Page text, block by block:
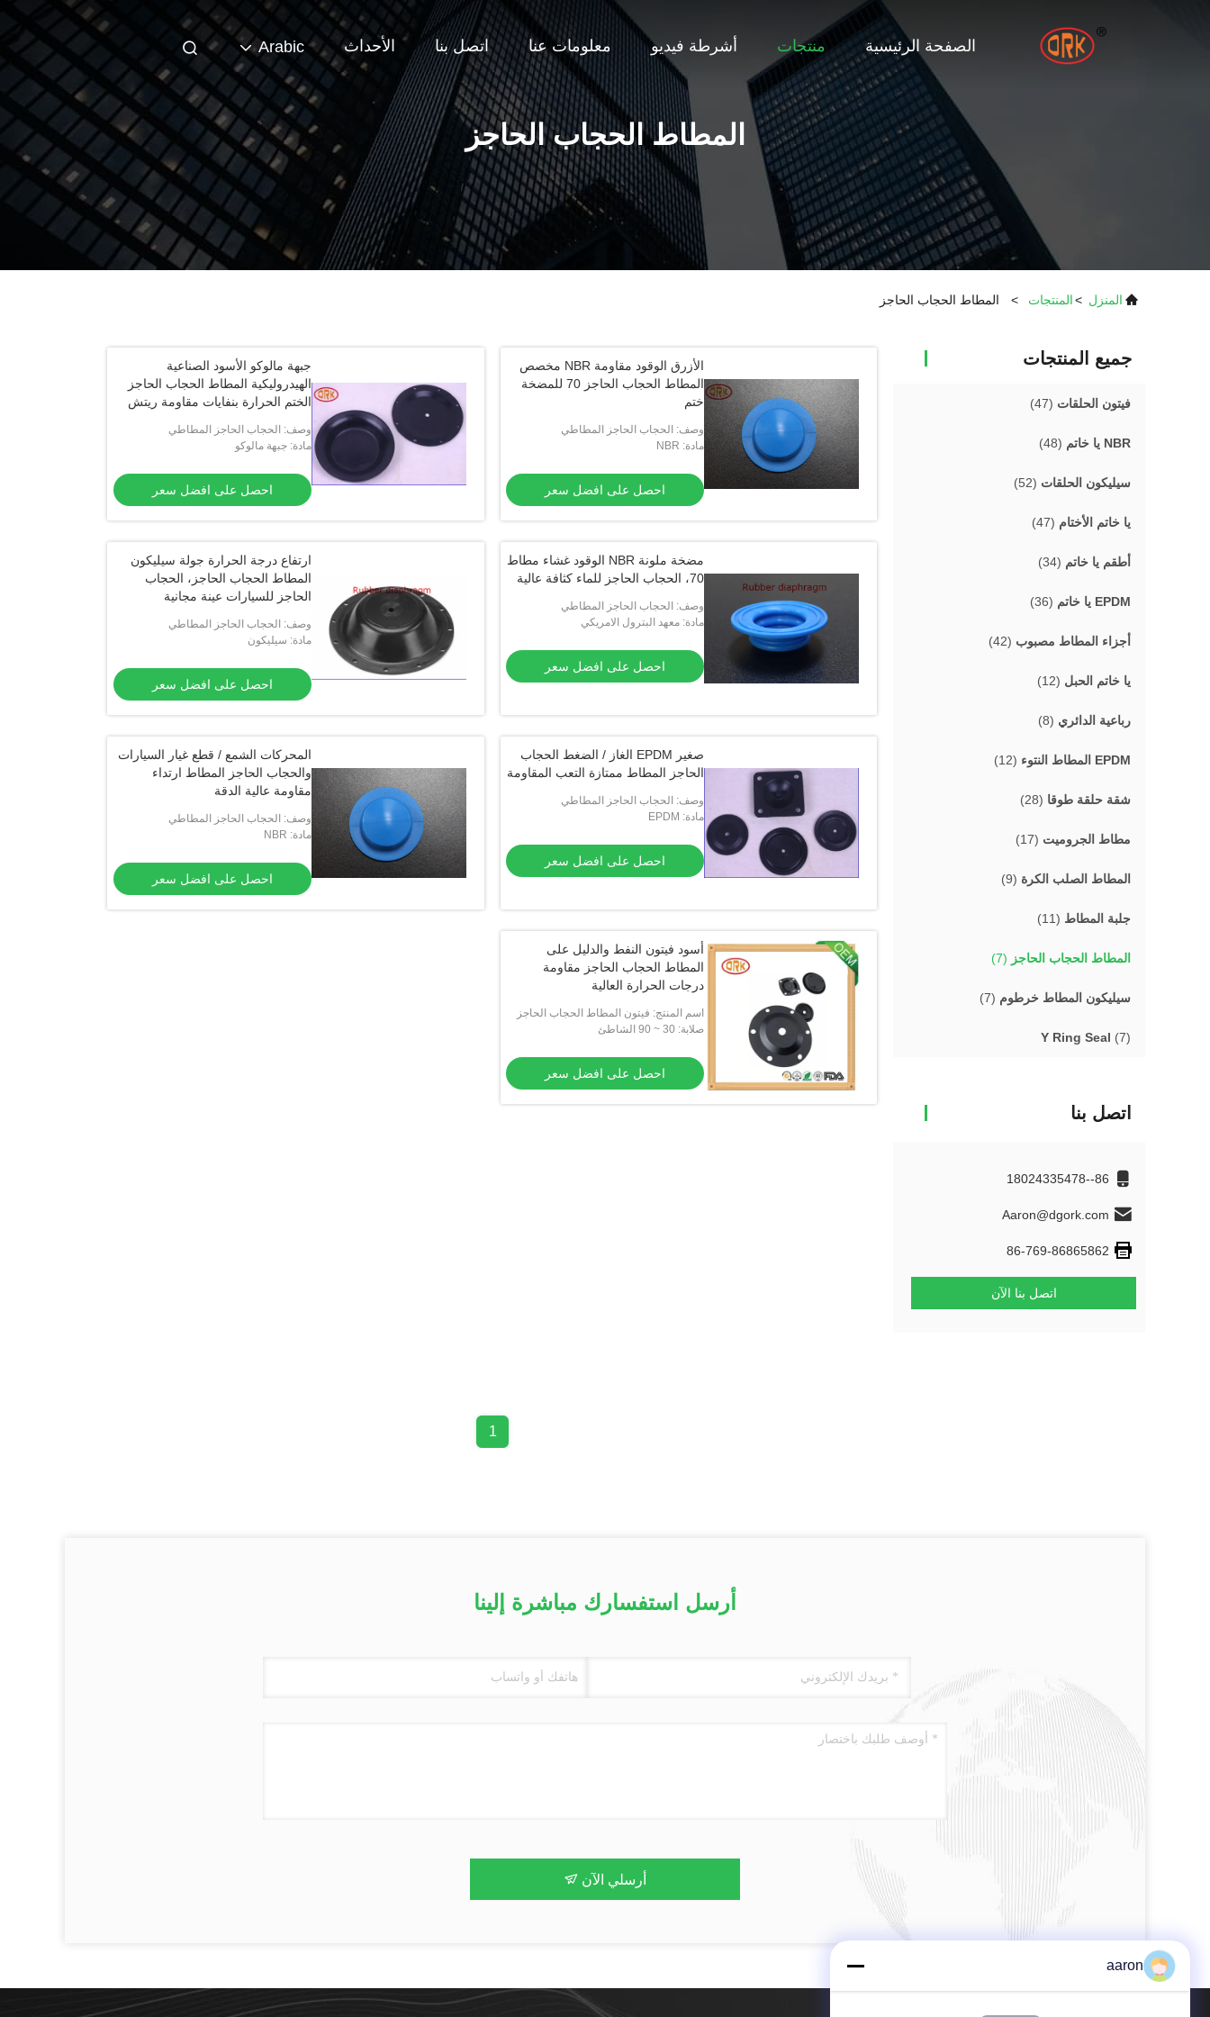
الصفحة الرئيسية منتجات أشرطة فيديو معلومات عنا اتصل بنا الأحداث Arabic
المطاط الحجاب الحاجز
المنزل >المنتجات > المطاط الحجاب الحاجز
جميع المنتجات
فيتون الحلقات (47)
NBR يا خاتم (48)
سيليكون الحلقات (52)
يا خاتم الأختام (47)
أطقم يا خاتم (34)
EPDM يا خاتم (36)
أجزاء المطاط مصبوب (42)
يا خاتم الحبل (12)
رباعية الدائري (8)
EPDM المطاط النتوء (12)
شقة حلقة طوقا (28)
مطاط الجروميت (17)
المطاط الصلب الكرة (9)
جلبة المطاط (11)
المطاط الحجاب الحاجز (7)
سيليكون المطاط خرطوم (7)
Y Ring Seal (7)
اتصل بنا
86--18024335478
Aaron@dgork.com
86-769-86865862
اتصل بنا الآن
الأزرق الوقود مقاومة NBR مخصص
المطاط الحجاب الحاجز 70 للمضخة
ختم
وصف: الحجاب الحاجز المطاطي
مادة: NBR
احصل على افضل سعر
جبهة مالوكو الأسود الصناعية
الهيدروليكية المطاط الحجاب الحاجز
الختم الحرارة بنفايات مقاومة ريتش
وصف: الحجاب الحاجز المطاطي
مادة: جبهة مالوكو
احصل على افضل سعر
مضخة ملونة NBR الوقود غشاء مطاط
70، الحجاب الحاجز للماء كثافة عالية
وصف: الحجاب الحاجز المطاطي
مادة: معهد البترول الامريكي
احصل على افضل سعر
ارتفاع درجة الحرارة جولة سيليكون
المطاط الحجاب الحاجز، الحجاب
الحاجز للسيارات عينة مجانية
وصف: الحجاب الحاجز المطاطي
مادة: سيليكون
احصل على افضل سعر
صغير EPDM الغاز / الضغط الحجاب
الحاجز المطاط ممتازة التعب المقاومة
وصف: الحجاب الحاجز المطاطي
مادة: EPDM
احصل على افضل سعر
المحركات الشمع / قطع غيار السيارات
والحجاب الحاجز المطاط ارتداء
مقاومة عالية الدقة
وصف: الحجاب الحاجز المطاطي
مادة: NBR
احصل على افضل سعر
أسود فيتون النفط والدليل على
المطاط الحجاب الحاجز مقاومة
درجات الحرارة العالية
اسم المنتج: فيتون المطاط الحجاب الحاجز
صلابة: 30 ~ 90 الشاطئ
احصل على افضل سعر
1
أرسل استفسارك مباشرة إلينا
أرسلي الآن
aaron